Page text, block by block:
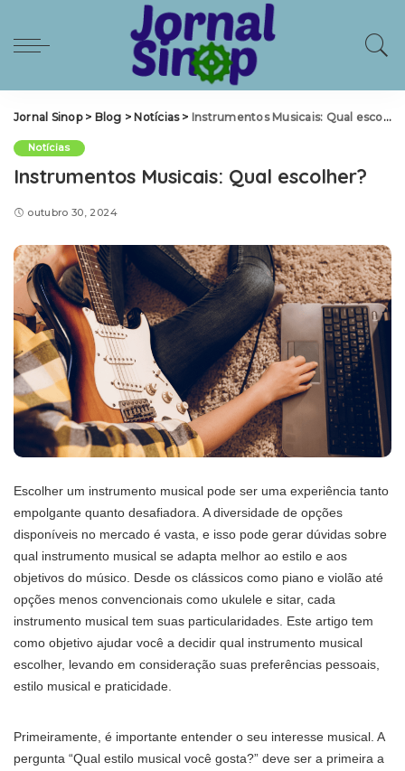
Jornal Sinop> Blog > Notícias> Instrumentos Musicais: Qual escolher?
Notícias
Instrumentos Musicais: Qual escolher?
outubro 30, 2024
Escolher um instrumento musical pode ser uma experiência tanto
empolgante quanto desafiadora. A diversidade de opções
disponíveis no mercado é vasta, e isso pode gerar dúvidas sobre
qual instrumento musical se adapta melhor ao estilo e aos
objetivos do músico. Desde os clássicos como piano e violão até
opções menos convencionais como ukulele e sitar, cada
instrumento musical tem suas particularidades. Este artigo tem
como objetivo ajudar você a decidir qual instrumento musical
escolher, levando em consideração suas preferências pessoais,
estilo musical e praticidade.
Primeiramente, é importante entender o seu interesse musical. A
pergunta “Qual estilo musical você gosta?” deve ser a primeira a